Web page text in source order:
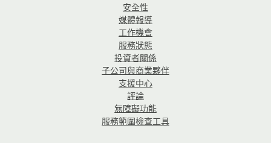
安全性
媒體報導
工作機會
服務狀態
投資者關係
子公司與商業夥伴
支援中心
評論
無障礙功能
服務範圍檢查工具